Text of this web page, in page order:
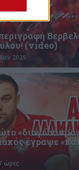
(video)
2025
έγραψε
ώρες